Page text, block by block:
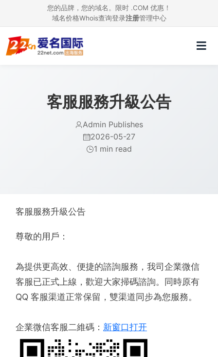
您的品牌，您的域名。限时 .COM 优惠！
域名价格Whois查询登录注册管理中心
客服服務升級公告
Admin Publishes
2026-05-27
1 min read
客服服務升級公告
尊敬的用戶：
為提供更高效、便捷的諮詢服務，我司企業微信
客服已正式上線，歡迎大家掃碼諮詢。同時原有
QQ 客服渠道正常保留，雙渠道同步為您服務。
企業微信客服二維碼： 新窗口打开